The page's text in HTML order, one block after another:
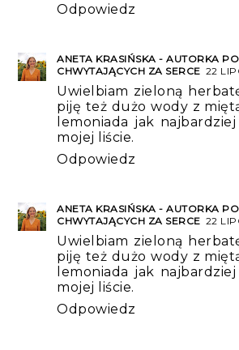
Odpowiedz
ANETA KRASIŃSKA - AUTORKA
CHWYTAJĄCYCH ZA SERCE 22
Uwielbiam zieloną
piję też dużo wody z
lemoniada jak
mojej liście.
Odpowiedz
ANETA KRASIŃSKA - AUTORKA
CHWYTAJĄCYCH ZA SERCE 22
Uwielbiam zieloną
piję też dużo wody z
lemoniada jak
mojej liście.
Odpowiedz